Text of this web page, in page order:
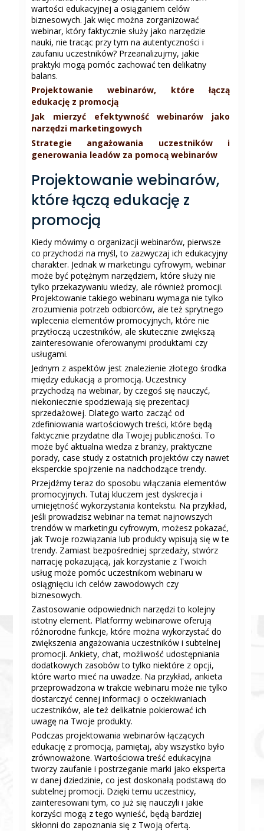
wartości edukacyjnej a osiąganiem celów
biznesowych. Jak więc można zorganizować
webinar, który faktycznie służy jako narzędzie
nauki, nie tracąc przy tym na autentyczności i
zaufaniu uczestników? Przeanalizujmy, jakie
praktyki mogą pomóc zachować ten delikatny
balans.
Projektowanie webinarów, które łączą
edukację z promocją
Jak mierzyć efektywność webinarów jako
narzędzi marketingowych
Strategie angażowania uczestników i
generowania leadów za pomocą webinarów
Projektowanie webinarów,
które łączą edukację z
promocją
Kiedy mówimy o organizacji webinarów, pierwsze
co przychodzi na myśl, to zazwyczaj ich edukacyjny
charakter. Jednak w marketingu cyfrowym, webinar
może być potężnym narzędziem, które służy nie
tylko przekazywaniu wiedzy, ale również promocji.
Projektowanie takiego webinaru wymaga nie tylko
zrozumienia potrzeb odbiorców, ale też sprytnego
wplecenia elementów promocyjnych, które nie
przytłoczą uczestników, ale skutecznie zwiększą
zainteresowanie oferowanymi produktami czy
usługami.
Jednym z aspektów jest znalezienie złotego środka
między edukacją a promocją. Uczestnicy
przychodzą na webinar, by czegoś się nauczyć,
niekoniecznie spodziewają się prezentacji
sprzedażowej. Dlatego warto zacząć od
zdefiniowania wartościowych treści, które będą
faktycznie przydatne dla Twojej publiczności. To
może być aktualna wiedza z branży, praktyczne
porady, case study z ostatnich projektów czy nawet
eksperckie spojrzenie na nadchodzące trendy.
Przejdźmy teraz do sposobu włączania elementów
promocyjnych. Tutaj kluczem jest dyskrecja i
umiejętność wykorzystania kontekstu. Na przykład,
jeśli prowadzisz webinar na temat najnowszych
trendów w marketingu cyfrowym, możesz pokazać,
jak Twoje rozwiązania lub produkty wpisują się w te
trendy. Zamiast bezpośredniej sprzedaży, stwórz
narrację pokazującą, jak korzystanie z Twoich
usług może pomóc uczestnikom webinaru w
osiągnięciu ich celów zawodowych czy
biznesowych.
Zastosowanie odpowiednich narzędzi to kolejny
istotny element. Platformy webinarowe oferują
różnorodne funkcje, które można wykorzystać do
zwiększenia angażowania uczestników i subtelnej
promocji. Ankiety, chat, możliwość udostępniania
dodatkowych zasobów to tylko niektóre z opcji,
które warto mieć na uwadze. Na przykład, ankieta
przeprowadzona w trakcie webinaru może nie tylko
dostarczyć cennej informacji o oczekiwaniach
uczestników, ale też delikatnie pokierować ich
uwagę na Twoje produkty.
Podczas projektowania webinarów łączących
edukację z promocją, pamiętaj, aby wszystko było
zrównoważone. Wartościowa treść edukacyjna
tworzy zaufanie i postrzeganie marki jako eksperta
w danej dziedzinie, co jest doskonałą podstawą do
subtelnej promocji. Dzięki temu uczestnicy,
zainteresowani tym, co już się nauczyli i jakie
korzyści mogą z tego wynieść, będą bardziej
skłonni do zapoznania się z Twoją ofertą.